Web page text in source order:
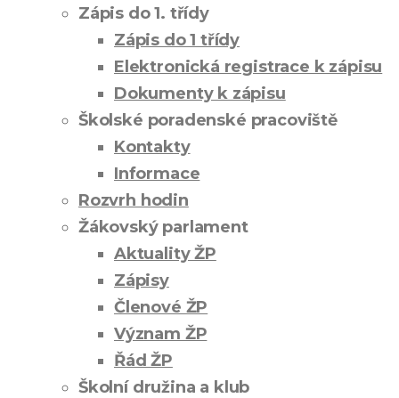
Zápis do 1. třídy
Zápis do 1 třídy
Elektronická registrace k zápisu
Dokumenty k zápisu
Školské poradenské pracoviště
Kontakty
Informace
Rozvrh hodin
Žákovský parlament
Aktuality ŽP
Zápisy
Členové ŽP
Význam ŽP
Řád ŽP
Školní družina a klub